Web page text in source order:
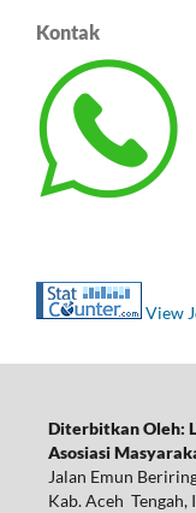
Kontak
View
Diterbitkan Oleh:
Asosiasi
Jalan Emun
Kab. Aceh Tengah,